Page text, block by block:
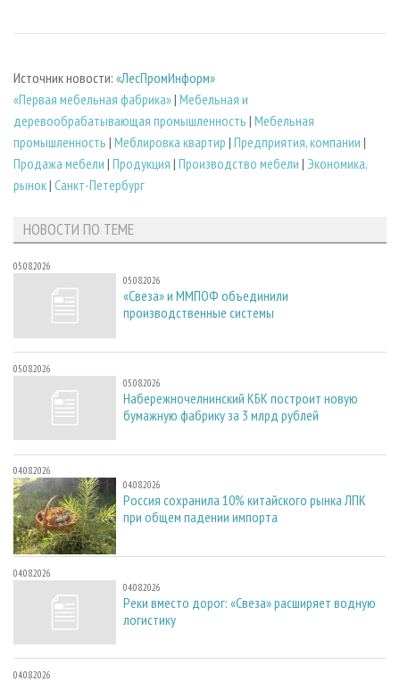
Источник новости: «ЛесПромИнформ»
«Первая мебельная фабрика»| Мебельная и
деревообрабатывающая промышленность | Мебельная
промышленность | Меблировка квартир | Предприятия, компании |
Продажа мебели | Продукция | Производство мебели | Экономика,
рынок| Санкт-Петербург
НОВОСТИ ПО ТЕМЕ
05.08.2026
05.08.2026
«Свеза» и ММПОФ объединили
производственные системы
05.08.2026
05.08.2026
Набережночелнинский КБК построит новую
бумажную фабрику за 3 млрд рублей
04.08.2026
04.08.2026
Россия сохранила 10% китайского рынка ЛПК
при общем падении импорта
04.08.2026
04.08.2026
Реки вместо дорог: «Свеза» расширяет водную
логистику
04.08.2026